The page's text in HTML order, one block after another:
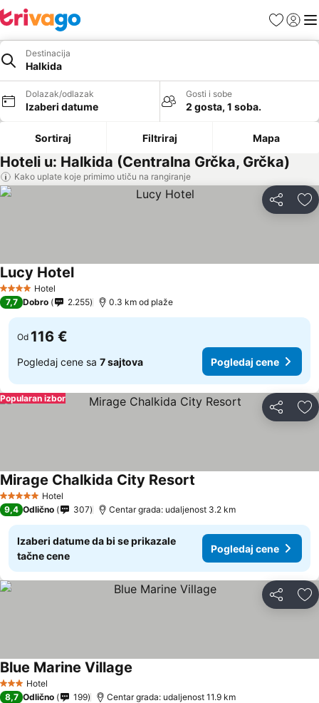
FavoritiPrijavi
Destinacija
Halkida
Dolazak/odlazak
Izaberi datume
Gosti i sobe
2 gosta, 1 soba.
Sortiraj Filtriraj Mapa
Hoteli u: Halkida (Centralna Grčka, Grčka)
Kako uplate koje primimo utiču na rangiranje
Deli
4 ZvezdiceHotel
Lucy Hotel
7,7 Dobro 2.255 0.3 km od plaže
Od 116 €
Pogledaj cene sa 7 sajtova Pogledaj cene
Deli
Popularan izbor
5 ZvezdiceHotel
Mirage Chalkida City Resort
9,4 Odlično 307 Centar grada: udaljenost 3.2 km
Izaberi datume da bi se prikazale
tačne cene
Pogledaj cene
Deli
3 Zvezdice
Hotel
Blue Marine Village
8,7 Odlično 199 Centar grada: udaljenost 11.9 km